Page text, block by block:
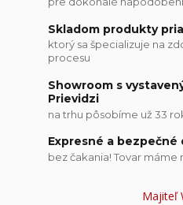
Skladom produkty
ktorý sa špecializuje na
procesu
Showroom s
Prievidzi
na trhu pôsobíme už 33
Expresné a bezpečné
bez čakania! Tovar máme
Majiteľ